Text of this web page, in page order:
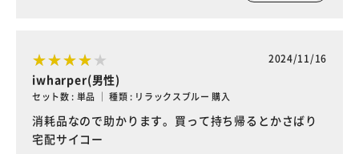
2024/11/16
iwharper(男性)
セット数 : 単品 ｜ 種類 : リラックスブルー 購入
消耗品なので助かります。買って持ち帰るとかさばり
宅配サイコー